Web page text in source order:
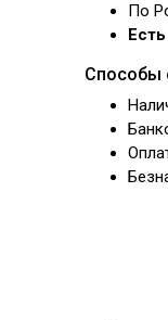
По
Способы